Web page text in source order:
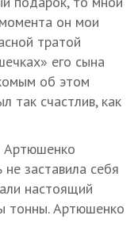
он мои
тратой
его сына
об этом
так счастлив, как
Артюшенко
заставила себя
настоящий
тонны. Артюшенко